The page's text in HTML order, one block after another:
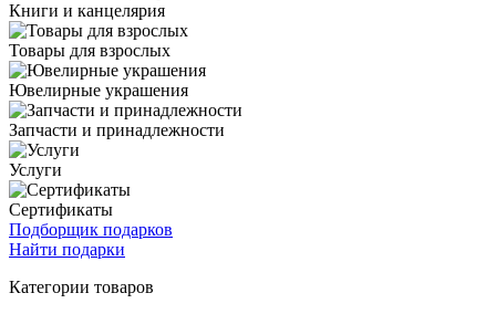
Книги и канцелярия
Товары для взрослых
Ювелирные украшения
Запчасти и принадлежности
Услуги
Сертификаты
Подборщик подарков
Найти подарки
Категории товаров